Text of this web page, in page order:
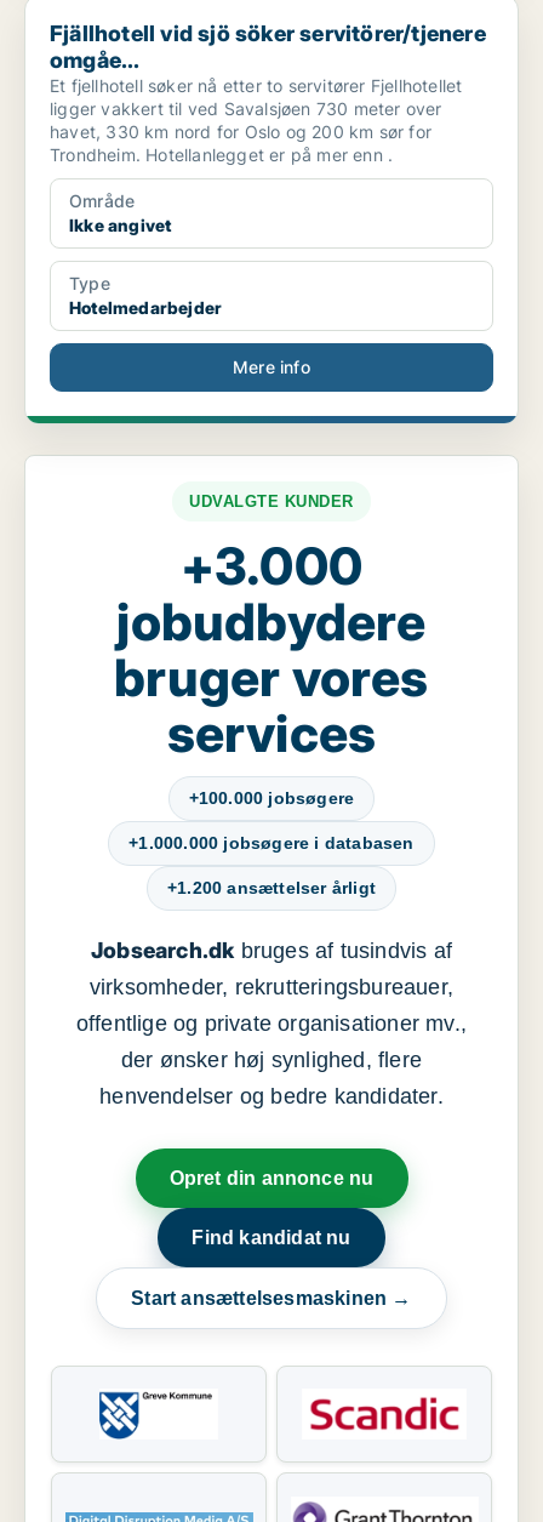
Fjällhotell vid sjö söker servitörer/tjenere omgåe...
Fjällhotell vid sjö söker servitörer/tjenere
omgåe...
Et fjellhotell søker nå etter to servitører Fjellhotellet
ligger vakkert til ved Savalsjøen 730 meter over
havet, 330 km nord for Oslo og 200 km sør for
Trondheim. Hotellanlegget er på mer enn .
Område
Ikke angivet
Type
Hotelmedarbejder
Mere info
UDVALGTE KUNDER
+3.000
jobudbydere
bruger vores
services
+100.000 jobsøgere
+1.000.000 jobsøgere i databasen
+1.200 ansættelser årligt
Jobsearch.dkbruges af tusindvis af
virksomheder, rekrutteringsbureauer,
offentlige og private organisationer mv.,
der ønsker høj synlighed, flere
henvendelser og bedre kandidater.
Opret din annonce nu
Find kandidat nu
Start ansættelsesmaskinen →